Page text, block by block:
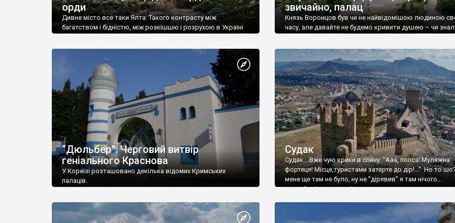
орди
Дивне місто все таки Ялта. Такого контрасту між
багатством і бідністю, між розкішшю і розрухою в Україні
звичайно, палац
Князь Воронцов був чи не найвідомішою людиною
часу, але давайте не будемо кривити душею – чи
“Дюльбер”. Черговий витвір
геніального Краснова
У Кореїзі розташовано декілька відомих Кримських
палаців.
Судак
Судак... Вже чую крики в спину: "Ааа, попса! Муляжна
фортеця! Місце,туристами затерте до дір!..." Но то
мене ще там не було, ну не "дірявив" я там нічого...
принаймні до цього літа.